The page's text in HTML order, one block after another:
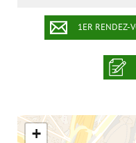
1ER RENDEZ-
+